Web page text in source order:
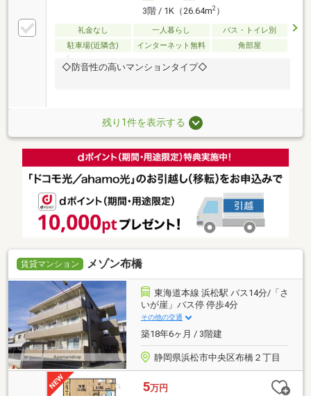
3階 / 1K（26.64m2）
礼金なし 一人暮らし
バス・トイレ別
駐車場(近隣含)
インターネット無料 角部屋
◇防音性の高いマンションタイプ◇
残り1件を表示する
賃貸マンション メゾン布橋
東海道本線 浜松駅 バス14分/「さ
いが崖」バス停 停歩4分
その他の交通
築18年6ヶ月 / 3階建
静岡県浜松市中央区布橋２丁目
5万円